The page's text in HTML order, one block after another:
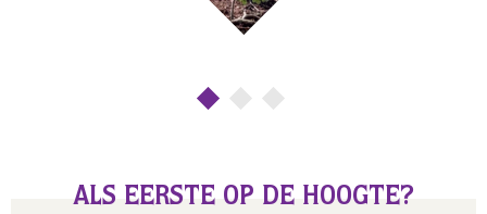
ALS EERSTE OP DE HOOGTE?